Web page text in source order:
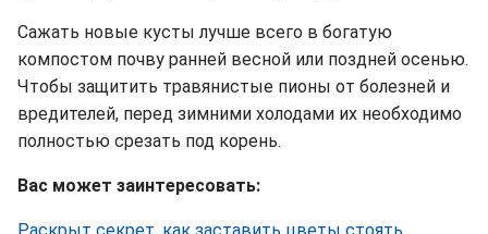
Сажать новые кусты лучше всего в богатую
компостом почву ранней весной или поздней осенью.
Чтобы защитить травянистые пионы от болезней и
вредителей, перед зимними холодами их необходимо
полностью срезать под корень.
Вас может заинтересовать: